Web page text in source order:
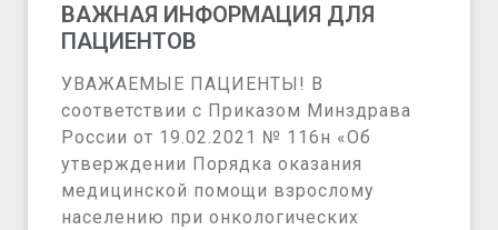
ВАЖНАЯ ИНФОРМАЦИЯ ДЛЯ
ПАЦИЕНТОВ
УВАЖАЕМЫЕ ПАЦИЕНТЫ! В
соответствии с Приказом Минздрава
России от 19.02.2021 № 116н «Об
утверждении Порядка оказания
медицинской помощи взрослому
населению при онкологических